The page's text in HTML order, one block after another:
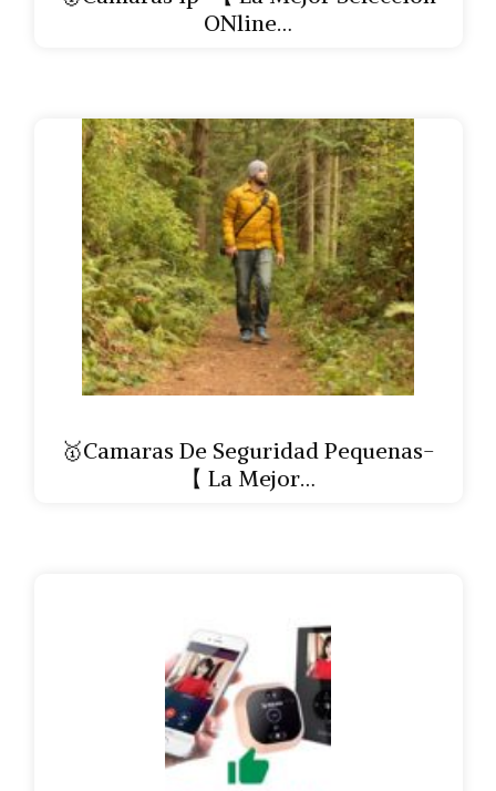
ONline…
🥇Camaras De Seguridad Pequenas-
【 La Mejor…